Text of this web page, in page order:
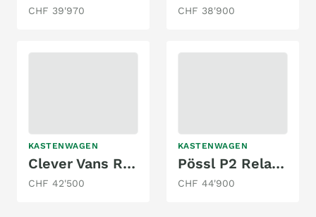
CHF 39'970 CHF 38'900
KASTENWAGEN
Clever Vans Runner Citroen 163 PS
CHF 42'500
KASTENWAGEN
Pössl P2 Relax Citroen 140 PS
CHF 44'900